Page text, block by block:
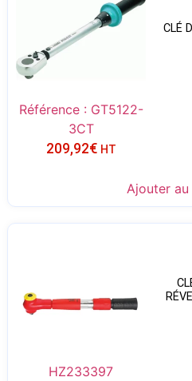
CLÉ
Référence : GT5122-
3CT
209,92€ HT
Ajouter
HZ233397